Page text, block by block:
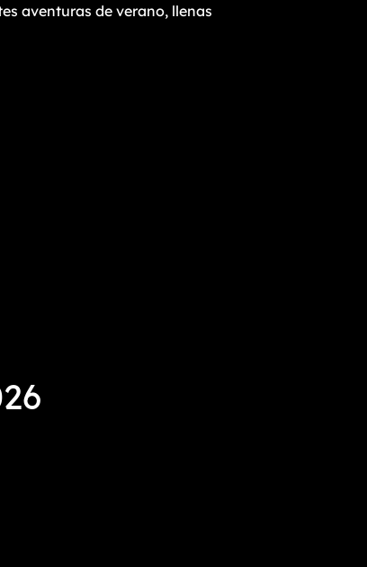
aventuras de verano, llenas